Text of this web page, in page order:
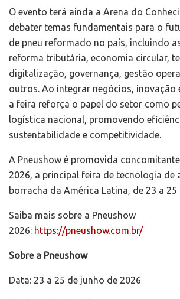
O evento terá ainda a Arena do
debater temas fundamentais para o
de pneu reformado no país, incluindo
reforma tributária, economia circular,
digitalização, governança, gestão
outros. Ao integrar negócios, inovação
a feira reforça o papel do setor como
logística nacional, promovendo
sustentabilidade e competitividade.
A Pneushow é promovida
2026, a principal feira de tecnologia de
borracha da América Latina, de 23 a 25
Saiba mais sobre a Pneushow
2026: https://pneushow.com.br/
Sobre a Pneushow
Data: 23 a 25 de junho de 2026